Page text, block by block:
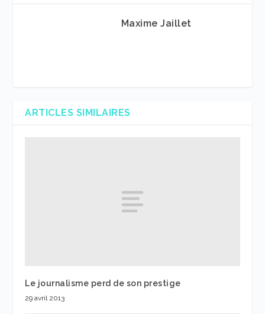
Maxime Jaillet
ARTICLES SIMILAIRES
Le journalisme perd de son prestige
29 avril 2013